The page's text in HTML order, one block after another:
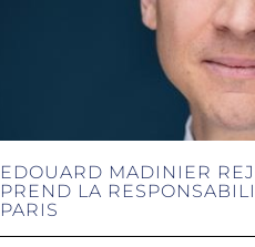
EDOUARD MADINIER
PREND LA
PARIS